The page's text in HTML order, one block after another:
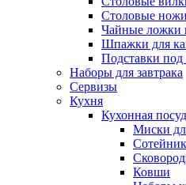
Столовые ножи
Чайные ложки
Шпажки для
Подставки
Наборы для завтрака
Сервизы
Кухня
Кухонная
Миски
Ковши